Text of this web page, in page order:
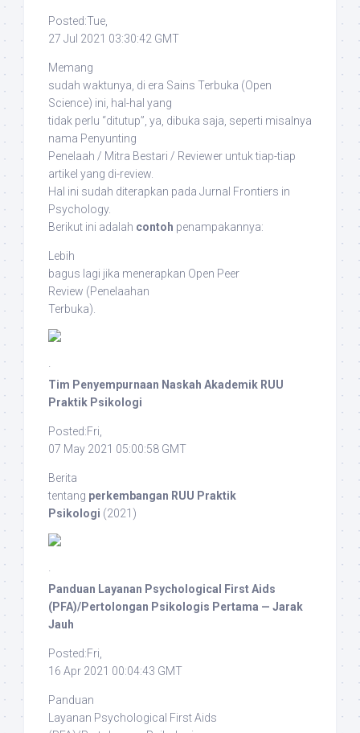
Posted:Tue,
27 Jul 2021 03:30:42 GMT
Memang
sudah waktunya, di era Sains Terbuka (Open
Science) ini, hal-hal yang
tidak perlu “ditutup”, ya, dibuka saja, seperti misalnya
nama Penyunting
Penelaah / Mitra Bestari / Reviewer untuk tiap-tiap
artikel yang di-review
Hal ini sudah diterapkan pada Jurnal Frontiers in
Psychology.
Berikut ini adalah contoh penampakannya:
Lebih
bagus lagi jika menerapkan Open Peer
Review (Penelaahan
Terbuka).
·
Tim Penyempurnaan Naskah Akademik RUU
Praktik Psikologi
Posted:Fri,
07 May 2021 05:00:58 GMT
Berita
tentang perkembangan RUU Praktik
Psikologi (2021)
·
Panduan Layanan Psychological First Aids
(PFA)/Pertolongan Psikologis Pertama — Jarak
Jauh
Posted:Fri,
16 Apr 2021 00:04:43 GMT
Panduan
Layanan Psychological First Aids